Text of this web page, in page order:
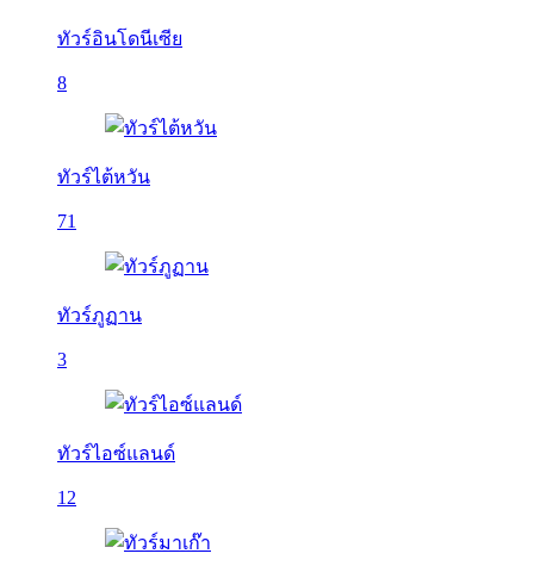
ทัวร์อินโดนีเซีย
8
ทัวร์ไต้หวัน
71
ทัวร์ภูฏาน
3
ทัวร์ไอซ์แลนด์
12